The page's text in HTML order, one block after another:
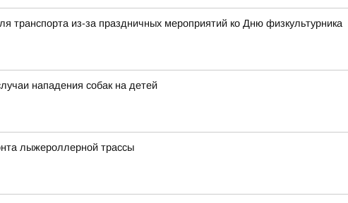
транспорта из-за праздничных мероприятий ко Дню физкультурника
нападения собак на детей
лыжероллерной трассы